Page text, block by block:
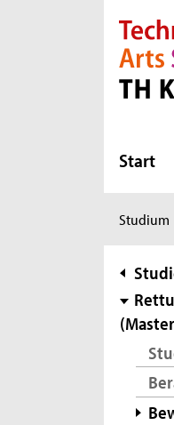
Direkt
Direkt
Direkt
Direkt
Start
Sie
hier:
Studium